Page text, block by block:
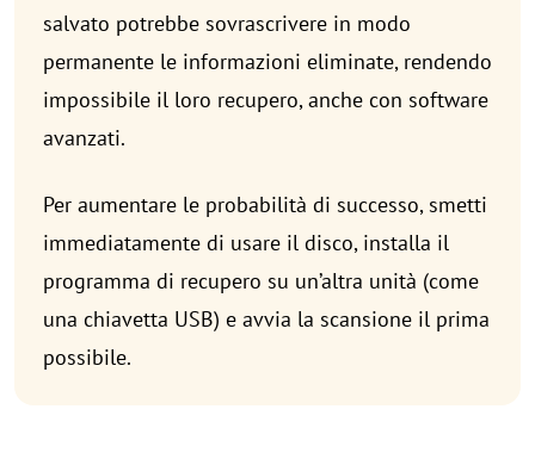
salvato potrebbe sovrascrivere in modo
permanente le informazioni eliminate, rendendo
impossibile il loro recupero, anche con software
avanzati.
Per aumentare le probabilità di successo, smetti
immediatamente di usare il disco, installa il
programma di recupero su un’altra unità (come
una chiavetta USB) e avvia la scansione il prima
possibile.